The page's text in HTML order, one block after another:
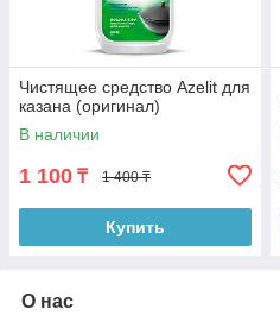
Чистящее средство Azelit для
казана (оригинал)
В наличии
1 100 ₸ 1 400 ₸
Купить
О нас